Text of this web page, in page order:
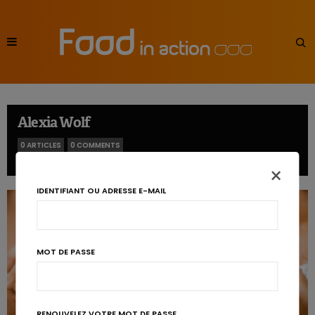
Alexia Wolf
0 ARTICLES 0 COMMENTS
×
IDENTIFIANT OU ADRESSE E-MAIL
MOT DE PASSE